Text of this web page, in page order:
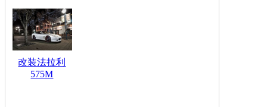
改装法拉利
575M